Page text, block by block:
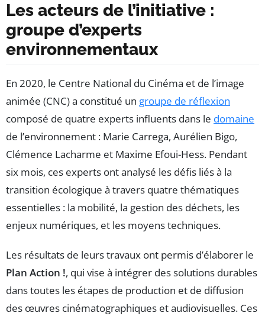
Les acteurs de l’initiative :
groupe d’experts
environnementaux
En 2020, le Centre National du Cinéma et de l’image
animée (CNC) a constitué un groupe de réflexion
composé de quatre experts influents dans le domaine
de l’environnement : Marie Carrega, Aurélien Bigo,
Clémence Lacharme et Maxime Efoui-Hess. Pendant
six mois, ces experts ont analysé les défis liés à la
transition écologique à travers quatre thématiques
essentielles : la mobilité, la gestion des déchets, les
enjeux numériques, et les moyens techniques.
Les résultats de leurs travaux ont permis d’élaborer le
Plan Action !, qui vise à intégrer des solutions durables
dans toutes les étapes de production et de diffusion
des œuvres cinématographiques et audiovisuelles. Ces